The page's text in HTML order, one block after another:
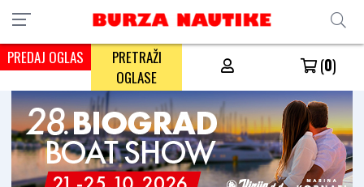
PREDAJ OGLAS
PRETRAŽI
OGLASE
(0)